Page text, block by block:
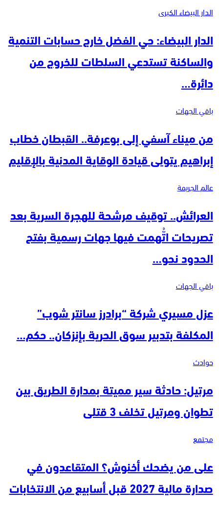
الدار البيضاء الكبرى
الدار البيضاء: حي الفضل خارج حسابات التنمية
والساكنة تستدعي السلطات للخروج من
دائرة…
باقي الجهات
من ميناء آسفي إلى بوعرفة.. القبطان خطاب
إبراهيم يتولى قيادة الوقاية المدنية بالإقليم
عالم الجريمة
العرائش.. توقيف مرشحة للهجرة السرية بعد
تصريحات اتُّهمت فيها جهات رسمية بفتح
الحدود نحو…
باقي الجهات
عزل مسيري شركة “برادرز سانتر شوب”
المكلفة بتدبير سوق الحرية بإنزكان.. حكم…
حوادث
مرتيل: حادثة سير مميتة بمدارة الطريق بين
تطوان ومرتيل تخلف 3 قتلى
مجتمع
على من يضحك أخنوش؟ المتقاعدون في
صدارة مالية 2027 قبل أسابيع من الانتخابات